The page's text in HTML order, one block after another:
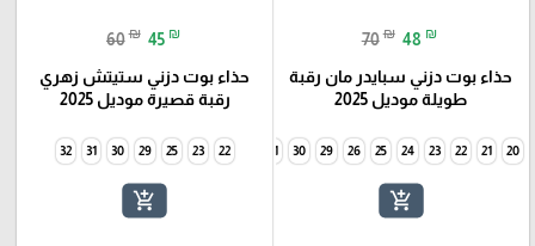
70 ₪ 48 ₪
حذاء بوت دزني سبايدر مان رقبة
طويلة موديل 2025
20
21
22
23
24
25
26
29
30
31
33
34
add_shopping_cart
60 ₪ 45 ₪
حذاء بوت دزني ستيتش زهري
رقبة قصيرة موديل 2025
22
23
25
29
30
31
32
add_shopping_cart